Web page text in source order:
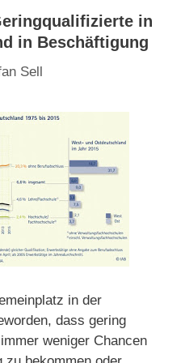
in
in Beschäftigung
Sell
in der
dass gering
weniger Chancen